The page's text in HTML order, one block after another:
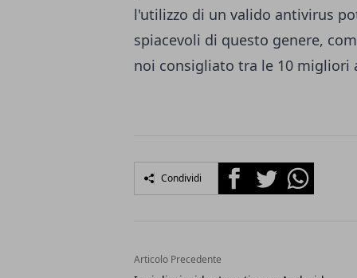
l'utilizzo di un valido antivirus
spiacevoli di questo genere,
noi consigliato tra le 10 migliori
Condividi FacebookTwitterWhatsapp
Articolo Precedente